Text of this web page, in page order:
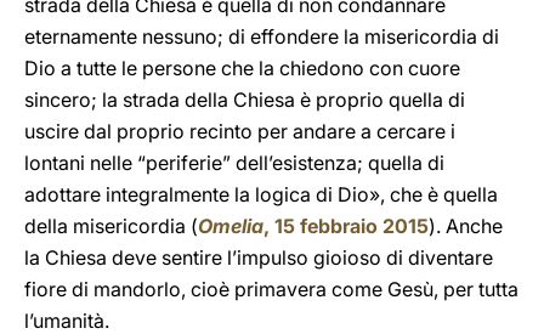
strada della Chiesa è quella di non condannare
eternamente nessuno; di effondere la misericordia di
Dio a tutte le persone che la chiedono con cuore
sincero; la strada della Chiesa è proprio quella di
uscire dal proprio recinto per andare a cercare i
lontani nelle “periferie” dell’esistenza; quella di
adottare integralmente la logica di Dio», che è quella
della misericordia (Omelia, 15 febbraio 2015). Anche
la Chiesa deve sentire l’impulso gioioso di diventare
fiore di mandorlo, cioè primavera come Gesù, per tutta
l’umanità.